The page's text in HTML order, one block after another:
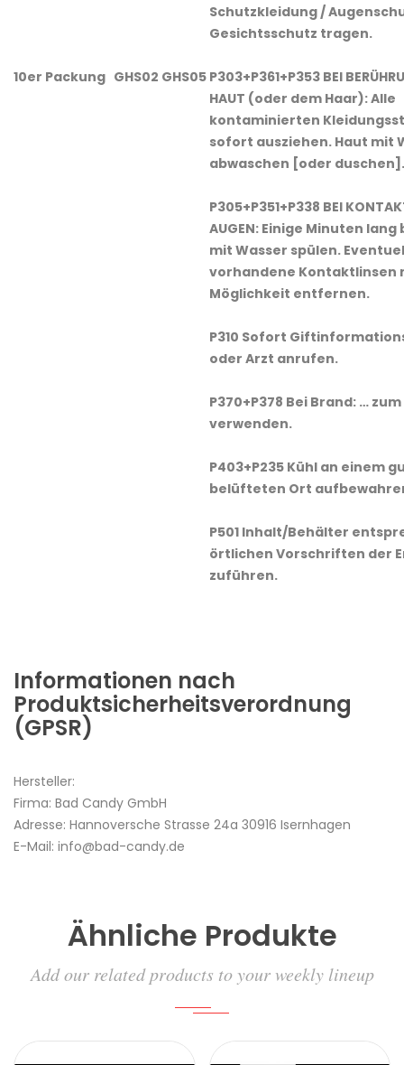
10er Packung GHS02 GHS05
Schutzkleidung /
Gesichtsschutz tragen.
P303+P361+P353 BEI
HAUT (oder dem Haar): Alle
kontaminierten
sofort ausziehen. Haut mit
abwaschen [oder duschen].
P305+P351+P338 BEI
AUGEN: Einige Minuten
mit Wasser spülen.
vorhandene Kontaktlinsen
Möglichkeit entfernen.
P310 Sofort
oder Arzt anrufen.
P370+P378 Bei Brand: …
verwenden.
P403+P235 Kühl an einem
belüfteten Ort
P501 Inhalt/Behälter
örtlichen Vorschriften der
zuführen.
Informationen nach
Produktsicherheitsverordnung
(GPSR)
Hersteller:
Firma: Bad Candy GmbH
Adresse: Hannoversche Strasse 24a 30916 Isernhagen
E-Mail: info@bad-candy.de
Ähnliche Produkte
Add our related products to your weekly lineup